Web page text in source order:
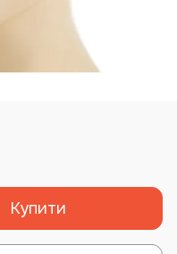
Купити